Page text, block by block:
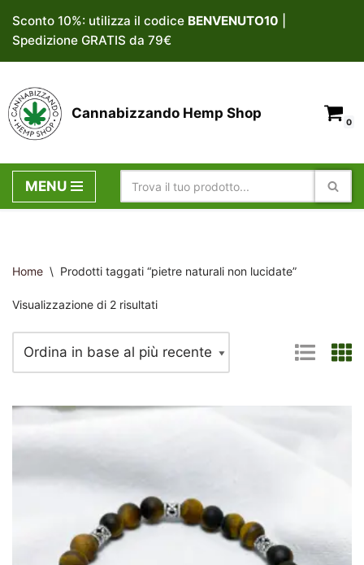
Vai
al
contenuto
Sconto 10%: utilizza il codice BENVENUTO10
Spedizione GRATIS da 79€
Cannabizzando Hemp Shop
0
MENU
Home \ Prodotti taggati “pietre naturali non lucidate”
Visualizzazione di 2 risultati